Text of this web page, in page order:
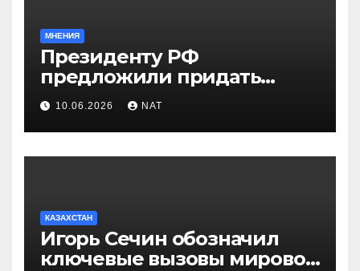
МНЕНИЯ
Президенту РФ
предложили придать
празднику Навруз
общенациональный статус
10.06.2026 NAT
КАЗАХСТАН
Игорь Сечин обозначил
ключевые вызовы мировой